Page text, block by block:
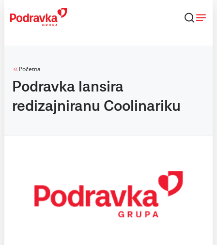
content
Početna
Podravka lansira
redizajniranu Coolinariku